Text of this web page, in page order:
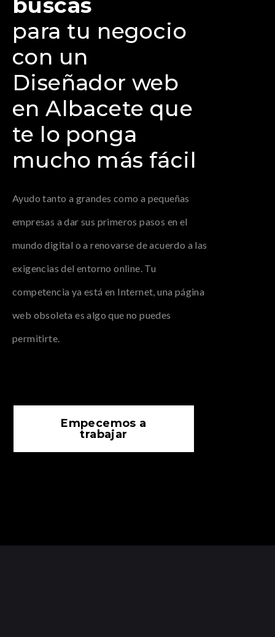
para tu negocio
con un
Diseñador web
en Albacete que
te lo ponga
mucho más fácil
Ayudo tanto a grandes como a pequeñas
empresas a dar sus primeros pasos en el
mundo digital o a renovarse de acuerdo a las
exigencias del entorno online. Tu
competencia ya está en Internet, una página
web obsoleta es algo que no puedes
permitirte.
Empecemos a
trabajar